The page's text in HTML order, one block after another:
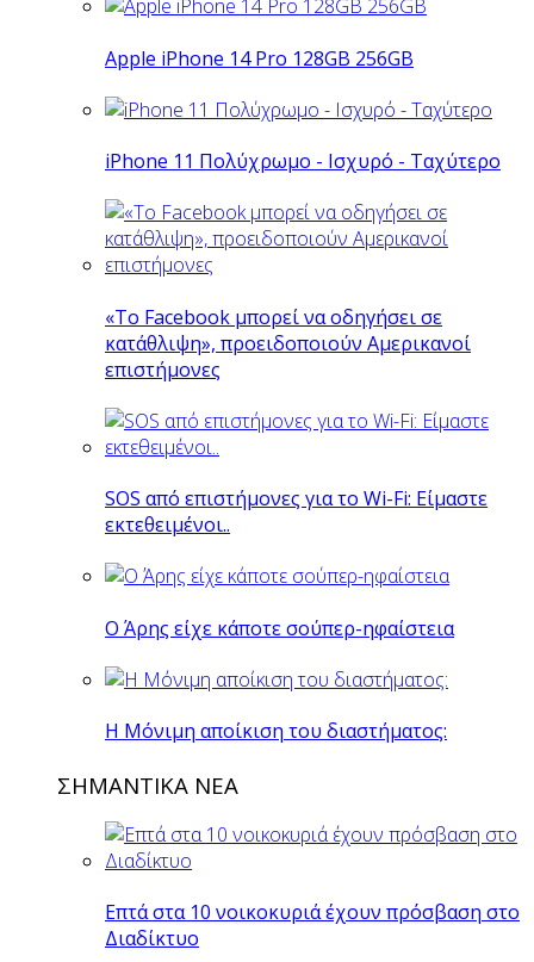
Apple iPhone 14 Pro 128GB 256GB
iPhone 11 Πολύχρωμο - Ισχυρό - Ταχύτερο
«Το Facebook μπορεί να οδηγήσει σε
κατάθλιψη», προειδοποιούν Αμερικανοί
επιστήμονες
SOS από επιστήμονες για το Wi-Fi: Είμαστε
εκτεθειμένοι..
O Άρης είχε κάποτε σούπερ-ηφαίστεια
H Mόνιμη αποίκιση του διαστήματος:
ΣΗΜΑΝΤΙΚΑ ΝΕΑ
Επτά στα 10 νοικοκυριά έχουν πρόσβαση στο
Διαδίκτυο